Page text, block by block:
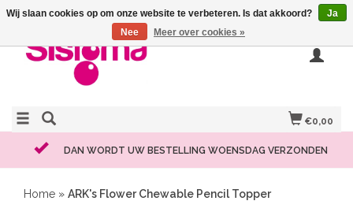
€0,00
DAN WORDT UW BESTELLING WOENSDAG VERZONDEN
Home » ARK's Flower Chewable Pencil Topper
Wij slaan cookies op om onze website te verbeteren. Is dat akkoord?
Ja
Nee
Meer over cookies »